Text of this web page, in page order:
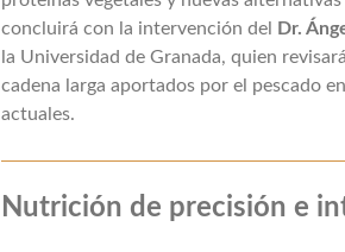
concluirá con la intervención del
Dr.
la Universidad de Granada, quien
cadena larga aportados por el pescado
actuales.
Nutrición de precisión e